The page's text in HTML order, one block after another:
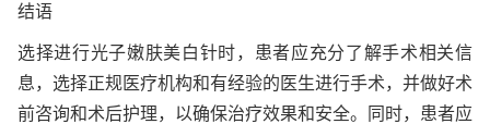
结语
选择进行光子嫩肤美白针时，患者应充分了解手术相关信
息，选择正规医疗机构和有经验的医生进行手术，并做好术
前咨询和术后护理，以确保治疗效果和安全。同时，患者应